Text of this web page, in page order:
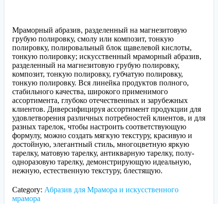
Мраморный абразив, разделенный на магнезитовую
грубую полировку, смолу или композит, тонкую
полировку, полировальный блок щавелевой кислоты,
тонкую полировку; искусственный мраморный абразив,
разделенный на магнезитовую грубую полировку,
композит, тонкую полировку, губчатую полировку,
тонкую полировку. Вся линейка продуктов полного,
стабильного качества, широкого применимого
ассортимента, глубоко отечественных и зарубежных
клиентов. Диверсифицируя ассортимент продукции для
удовлетворения различных потребностей клиентов, и для
разных тарелок, чтобы настроить соответствующую
формулу, можно создать мягкую текстуру, красивую и
достойную, элегантный стиль, многоцветную яркую
тарелку, матовую тарелку, антикварную тарелку, полу-
одноразовую тарелку, демонстрирующую идеальную,
нежную, естественную текстуру, блестящую.
Category: Абразив для Мрамора и искусственного
мрамора